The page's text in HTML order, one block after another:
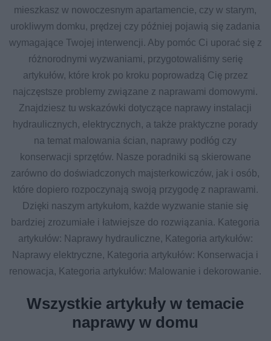
mieszkasz w nowoczesnym apartamencie, czy w starym,
urokliwym domku, prędzej czy później pojawią się zadania
wymagające Twojej interwencji. Aby pomóc Ci uporać się z
różnorodnymi wyzwaniami, przygotowaliśmy serię
artykułów, które krok po kroku poprowadzą Cię przez
najczęstsze problemy związane z naprawami domowymi.
Znajdziesz tu wskazówki dotyczące naprawy instalacji
hydraulicznych, elektrycznych, a także praktyczne porady
na temat malowania ścian, naprawy podłóg czy
konserwacji sprzętów. Nasze poradniki są skierowane
zarówno do doświadczonych majsterkowiczów, jak i osób,
które dopiero rozpoczynają swoją przygodę z naprawami.
Dzięki naszym artykułom, każde wyzwanie stanie się
bardziej zrozumiałe i łatwiejsze do rozwiązania. Kategoria
artykułów: Naprawy hydrauliczne, Kategoria artykułów:
Naprawy elektryczne, Kategoria artykułów: Konserwacja i
renowacja, Kategoria artykułów: Malowanie i dekorowanie.
Wszystkie artykuły w temacie
naprawy w domu